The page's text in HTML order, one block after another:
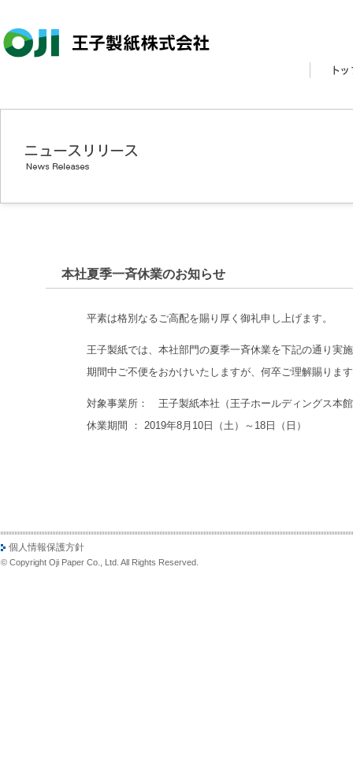
本社夏季一斉休業のお知らせ
平素は格別なるご高配を賜り厚く御礼申し上げます。
王子製紙では、本社部門の夏季一斉休業を下記の通り実
期間中ご不便をおかけいたしますが、何卒ご理解賜りま
対象事業所： 王子製紙本社（王子ホールディングス本
休業期間 ： 2019年8月10日（土）～18日（日）
個人情報保護方針
© Copyright Oji Paper Co., Ltd. All Rights Reserved.